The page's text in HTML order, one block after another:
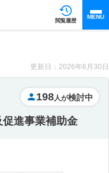
閲覧履歴
MENU
更新日：2026年6月30日
198 人が検討中
進事業補助金